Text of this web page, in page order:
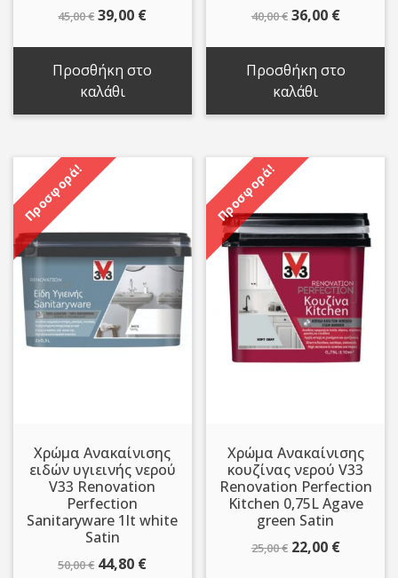
45,00€ Original
45,00 €.
39,00 €Η
είναι:
Προσθήκη στο
καλάθι
40,00€ Original
40,00 €.
36,00 €Η
είναι:
Προσθήκη στο
καλάθι
Προσφορά!
Χρώμα Ανακαίνισης
ειδών υγιεινής νερού
V33 Renovation
Perfection
Sanitaryware 1lt white
Satin
50,00€ Original
44,80 €Η
Προσφορά!
Χρώμα Ανακαίνισης
κουζίνας νερού V33
Renovation Perfection
Kitchen 0,75L Agave
green Satin
25,00€ Original
22,00 €Η